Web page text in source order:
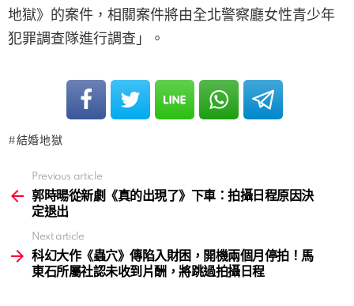
地獄》的案件，相關案件將由全北警察廳女性青少年
犯罪調查隊進行調查」。
結婚地獄
more
Previous article
郭時暘從新劇《真的出現了》下車：拍攝日程原因決
定退出
Next article
科幻大作《蟲穴》傳陷入財困，開機兩個月停拍！馬
東石所屬社認未收到片酬，將跳過拍攝日程